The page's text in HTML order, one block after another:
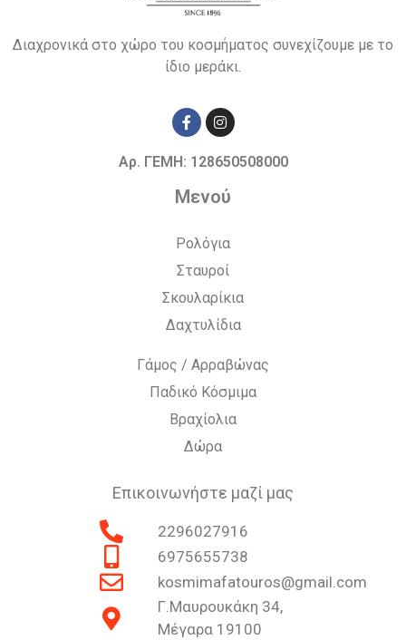
Διαχρονικά στο χώρο του κοσμήματος συνεχίζουμε με το
ίδιο μεράκι.
Αρ. ΓΕΜΗ: 128650508000
Μενού
Ρολόγια
Σταυροί
Σκουλαρίκια
Δαχτυλίδια
Γάμος / Αρραβώνας
Παδικό Κόσμιμα
Βραχίολια
Δώρα
Επικοινωνήστε μαζί μας
2296027916
6975655738
kosmimafatouros@gmail.com
Γ.Μαυρουκάκη 34,
Μέγαρα 19100